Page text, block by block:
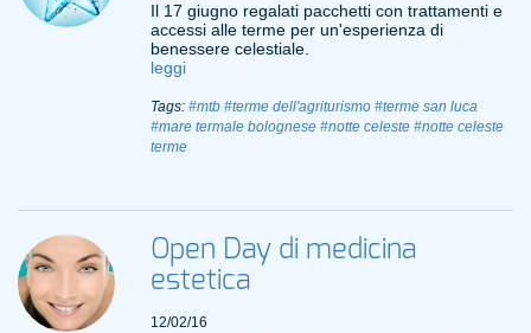
Il 17 giugno regalati pacchetti con trattamenti e
accessi alle terme per un'esperienza di
benessere celestiale.
leggi
Tags: #mtb #terme dell'agriturismo #terme san luca
#mare termale bolognese #notte celeste #notte celeste
terme
Open Day di medicina
estetica
12/02/16